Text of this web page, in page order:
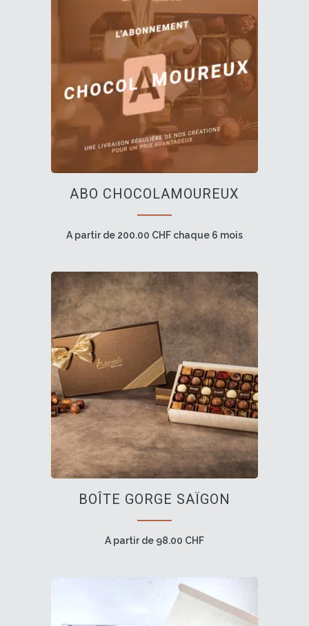
produit
plusieurs
Les
options
peuvent
être
choisies
sur
la
page
du
produit
ABO CHOCOLAMOUREUX
A partir de 200.00 CHF chaque 6 mois
produitBOÎTE GORGE SAÏGON
A partir de 98.00 CHF